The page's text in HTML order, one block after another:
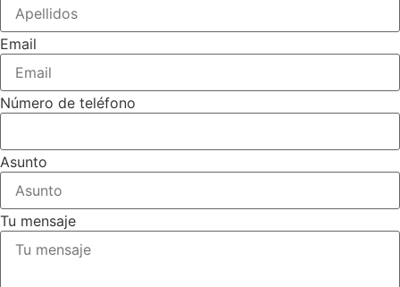
Email
Número de teléfono
Asunto
Tu mensaje